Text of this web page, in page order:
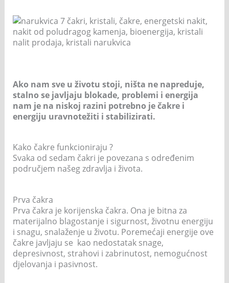
Ako nam sve u životu stoji, ništa ne napreduje,
stalno se javljaju blokade, problemi i energija
nam je na niskoj razini potrebno je čakre i
energiju uravnotežiti i stabilizirati.
Kako čakre funkcioniraju ?
Svaka od sedam čakri je povezana s određenim
područjem našeg zdravlja i života.
Prva čakra
Prva čakra je korijenska čakra. Ona je bitna za
materijalno blagostanje i sigurnost, životnu energiju
i snagu, snalaženje u životu. Poremećaji energije ove
čakre javljaju se kao nedostatak snage,
depresivnost, strahovi i zabrinutost, nemogućnost
djelovanja i pasivnost.